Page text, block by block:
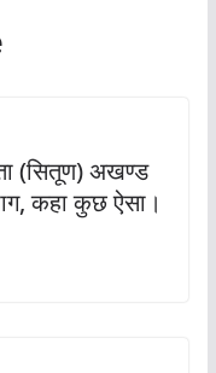
(सितूण) अखण्ड
कहा कुछ ऐसा।